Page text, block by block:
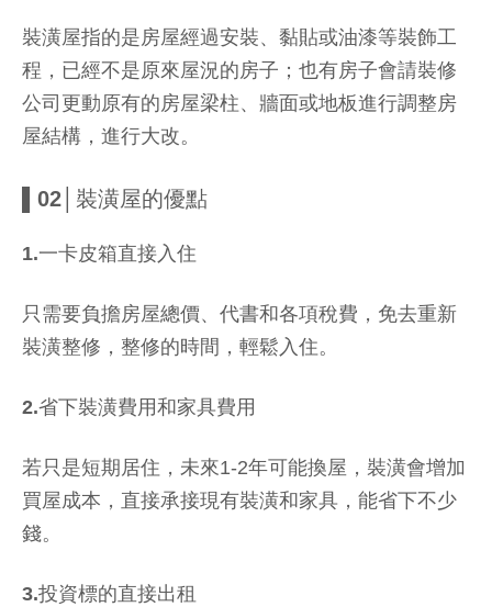
裝潢屋指的是房屋經過安裝、黏貼或油漆等裝飾工
程，已經不是原來屋況的房子；也有房子會請裝修
公司更動原有的房屋梁柱、牆面或地板進行調整房
屋結構，進行大改。
▌02│裝潢屋的優點
1.一卡皮箱直接入住
只需要負擔房屋總價、代書和各項稅費，免去重新
裝潢整修，整修的時間，輕鬆入住。
2.省下裝潢費用和家具費用
若只是短期居住，未來1-2年可能換屋，裝潢會增加
買屋成本，直接承接現有裝潢和家具，能省下不少
錢。
3.投資標的直接出租